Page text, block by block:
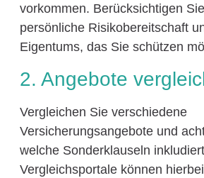
vorkommen. Berücksichtigen
persönliche Risikobereitschaft
Eigentums, das Sie schützen
2. Angebote
Vergleichen Sie verschiedene
Versicherungsangebote und
welche Sonderklauseln
Vergleichsportale können